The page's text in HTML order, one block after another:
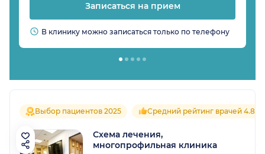
Записаться на прием
В клинику можно записаться только по телефону
Выбор пациентов 2025 Средний рейтинг врачей 4.8
Схема лечения,
многопрофильная клиника